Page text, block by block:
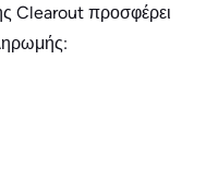
Clearout προσφέρει